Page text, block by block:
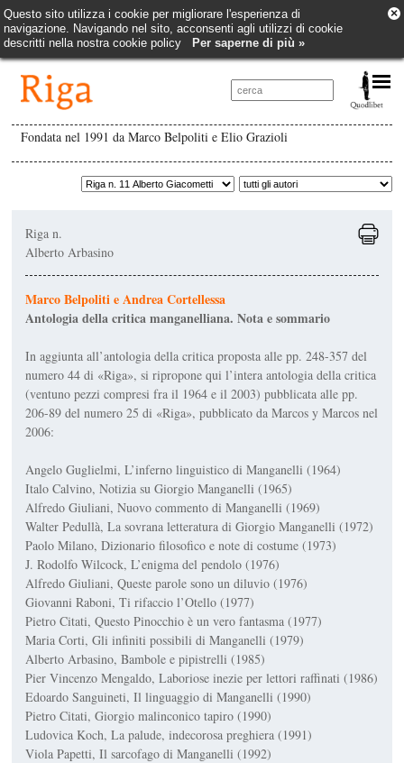
Questo sito utilizza i cookie per migliorare l'esperienza di
navigazione. Navigando nel sito, acconsenti agli utilizzi di cookie
descritti nella nostra cookie policy
Per saperne di più »
×
Fondata nel 1991 da Marco Belpoliti e Elio Grazioli
Riga n.
Alberto Arbasino
Marco Belpoliti e Andrea Cortellessa
Antologia della critica manganelliana. Nota e sommario
In aggiunta all’antologia della critica proposta alle pp. 248-357 del
numero 44 di «Riga», si ripropone qui l’intera antologia della critica
(ventuno pezzi compresi fra il 1964 e il 2003) pubblicata alle pp.
206-89 del numero 25 di «Riga», pubblicato da Marcos y Marcos nel
2006:
Angelo Guglielmi,L’inferno linguistico di Manganelli (1964)
Italo Calvino,Notizia su Giorgio Manganelli (1965)
Alfredo Giuliani,Nuovo commento di Manganelli (1969)
Walter Pedullà,La sovrana letteratura di Giorgio Manganelli(1972)
Paolo Milano,Dizionario filosofico e note di costume (1973)
J. Rodolfo Wilcock,L’enigma del pendolo (1976)
Alfredo Giuliani,Queste parole sono un diluvio (1976)
Giovanni Raboni,Ti rifaccio l’Otello (1977)
Pietro Citati,Questo Pinocchio è un vero fantasma (1977)
Maria Corti,Gli infiniti possibili di Manganelli (1979)
Alberto Arbasino,Bambole e pipistrelli (1985)
Pier Vincenzo Mengaldo,Laboriose inezie per lettori raffinati (1986)
Edoardo Sanguineti,Il linguaggio di Manganelli (1990)
Pietro Citati,Giorgio malinconico tapiro (1990)
Ludovica Koch,La palude, indecorosa preghiera (1991)
Viola Papetti,Il sarcofago di Manganelli (1992)